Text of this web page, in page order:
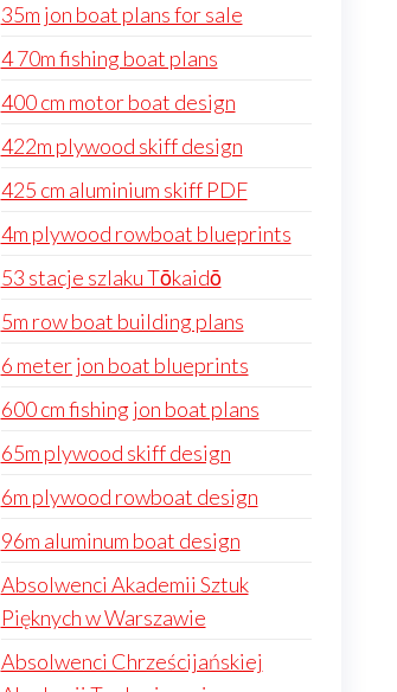
35m jon boat plans for sale
4 70m fishing boat plans
400 cm motor boat design
422m plywood skiff design
425 cm aluminium skiff PDF
4m plywood rowboat blueprints
53 stacje szlaku Tōkaidō
5m row boat building plans
6 meter jon boat blueprints
600 cm fishing jon boat plans
65m plywood skiff design
6m plywood rowboat design
96m aluminum boat design
Absolwenci Akademii Sztuk
Pięknych w Warszawie
Absolwenci Chrześcijańskiej